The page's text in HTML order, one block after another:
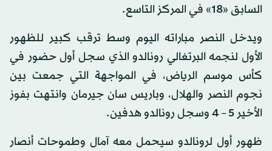
السابق «18» في المركز التاسع.
ويدخل النصر مباراته اليوم وسط ترقب كبير للظهور
الأول لنجمه البرتغالي رونالدو الذي سجل أول حضور في
كأس موسم الرياض، في المواجهة التي جمعت بين
نجوم النصر والهلال، وباريس سان جيرمان وانتهت بفوز
الأخير 5 – 4 وسجل رونالدو هدفين.
ظهور أول لرونالدو سيحمل معه آمال وطموحات أنصار